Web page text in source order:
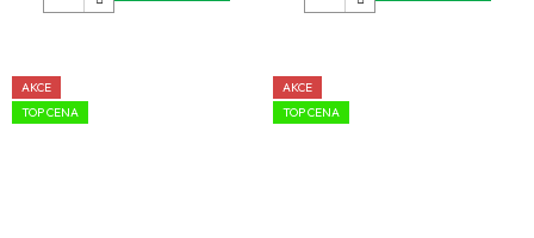
AKCE
TOP CENA
AKCE
TOP CENA